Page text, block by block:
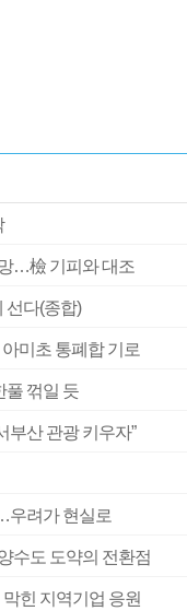
망…檢 기피와 대조
선다(종합)
미초 통폐합 기로
풀 꺾일 듯
부산 관광 키우자”
우려가 현실로
수도 도약의 전환점
힌 지역기업 응원